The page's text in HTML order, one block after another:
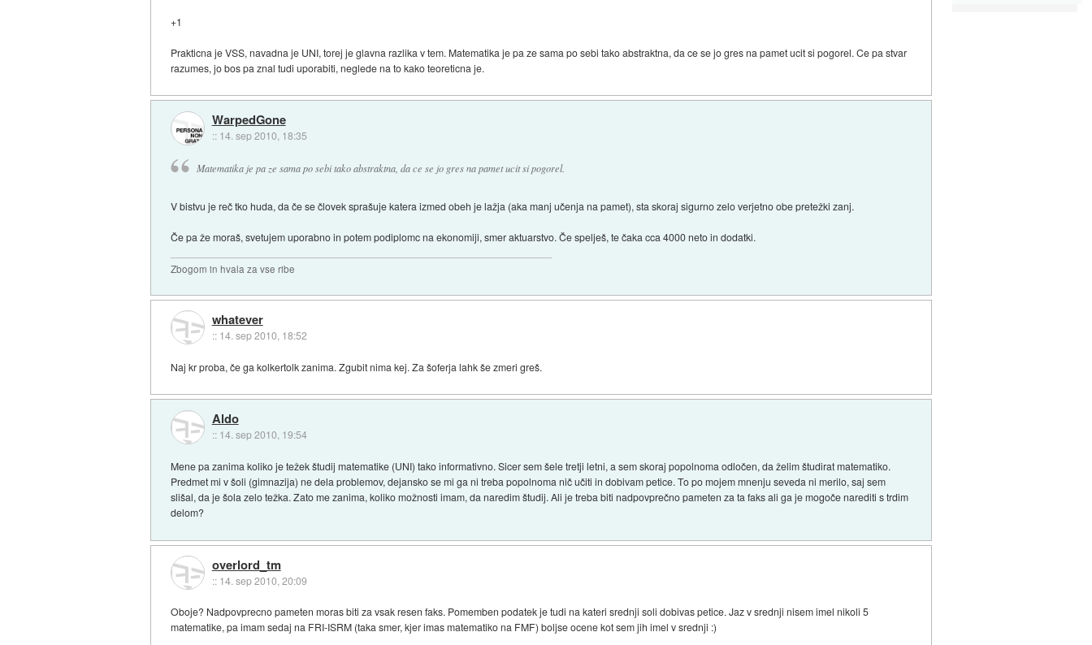
+1
Prakticna je VSS, navadna je UNI, torej je glavna razlika v tem. Matematika je pa ze sama po sebi tako abstraktna, da ce se jo gres na pamet ucit si pogorel. Ce pa stvar
razumes, jo bos pa znal tudi uporabiti, neglede na to kako teoreticna je.
WarpedGone
:: 14. sep 2010, 18:35
Matematika je pa ze sama po sebi tako abstraktna, da ce se jo gres na pamet ucit si pogorel.
V bistvu je reč tko huda, da če se človek sprašuje katera izmed obeh je lažja (aka manj učenja na pamet), sta skoraj sigurno zelo verjetno obe pretežki zanj.
Če pa že moraš, svetujem uporabno in potem podiplomc na ekonomiji, smer aktuarstvo. Če spelješ, te čaka cca 4000 neto in dodatki.
Zbogom in hvala za vse ribe
whatever
:: 14. sep 2010, 18:52
Naj kr proba, če ga kolkertolk zanima. Zgubit nima kej. Za šoferja lahk še zmeri greš.
Aldo
:: 14. sep 2010, 19:54
Mene pa zanima koliko je težek študij matematike (UNI) tako informativno. Sicer sem šele tretji letni, a sem skoraj popolnoma odločen, da želim študirat matematiko.
Predmet mi v šoli (gimnazija) ne dela problemov, dejansko se mi ga ni treba popolnoma nič učiti in dobivam petice. To po mojem mnenju seveda ni merilo, saj sem
slišal, da je šola zelo težka. Zato me zanima, koliko možnosti imam, da naredim študij. Ali je treba biti nadpovprečno pameten za ta faks ali ga je mogoče narediti s trdim
delom?
overlord_tm
:: 14. sep 2010, 20:09
Oboje? Nadpovprecno pameten moras biti za vsak resen faks. Pomemben podatek je tudi na kateri srednji soli dobivas petice. Jaz v srednji nisem imel nikoli 5
matematike, pa imam sedaj na FRI-ISRM (taka smer, kjer imas matematiko na FMF) boljse ocene kot sem jih imel v srednji :)